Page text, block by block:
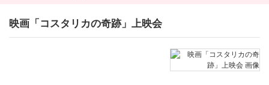
映画「コスタリカの奇跡」上映会